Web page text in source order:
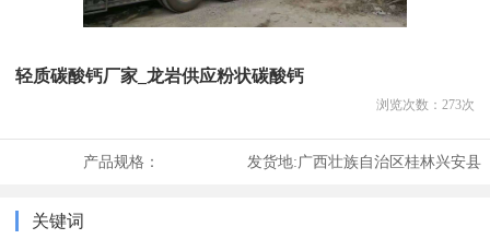
轻质碳酸钙厂家_龙岩供应粉状碳酸钙
浏览次数： 273次
产品规格： 发货地:广西壮族自治区桂林兴安县
关键词